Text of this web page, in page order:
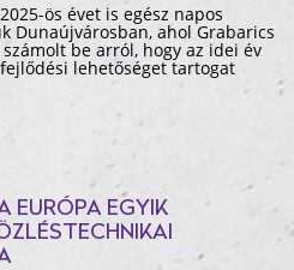
ös évet is egész napos
Dunaújvárosban, ahol Grabarics
be arról, hogy az idei év
lehetőséget tartogat
EURÓPA EGYIK